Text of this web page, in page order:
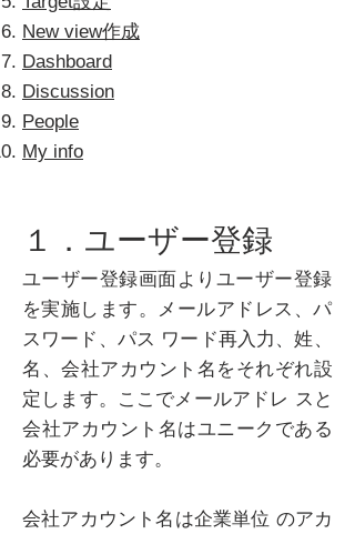
New view作成
Dashboard
Discussion
People
My info
​１．ユーザー登録
ユーザー登録画面よりユーザー登録
を実施します。メールアドレス、パ
スワード、パス ワード再入力、姓、
名、会社アカウント名をそれぞれ設
定します。ここでメールアドレ スと
会社アカウント名はユニークである
必要があります。
会社アカウント名は企業単位 のアカ